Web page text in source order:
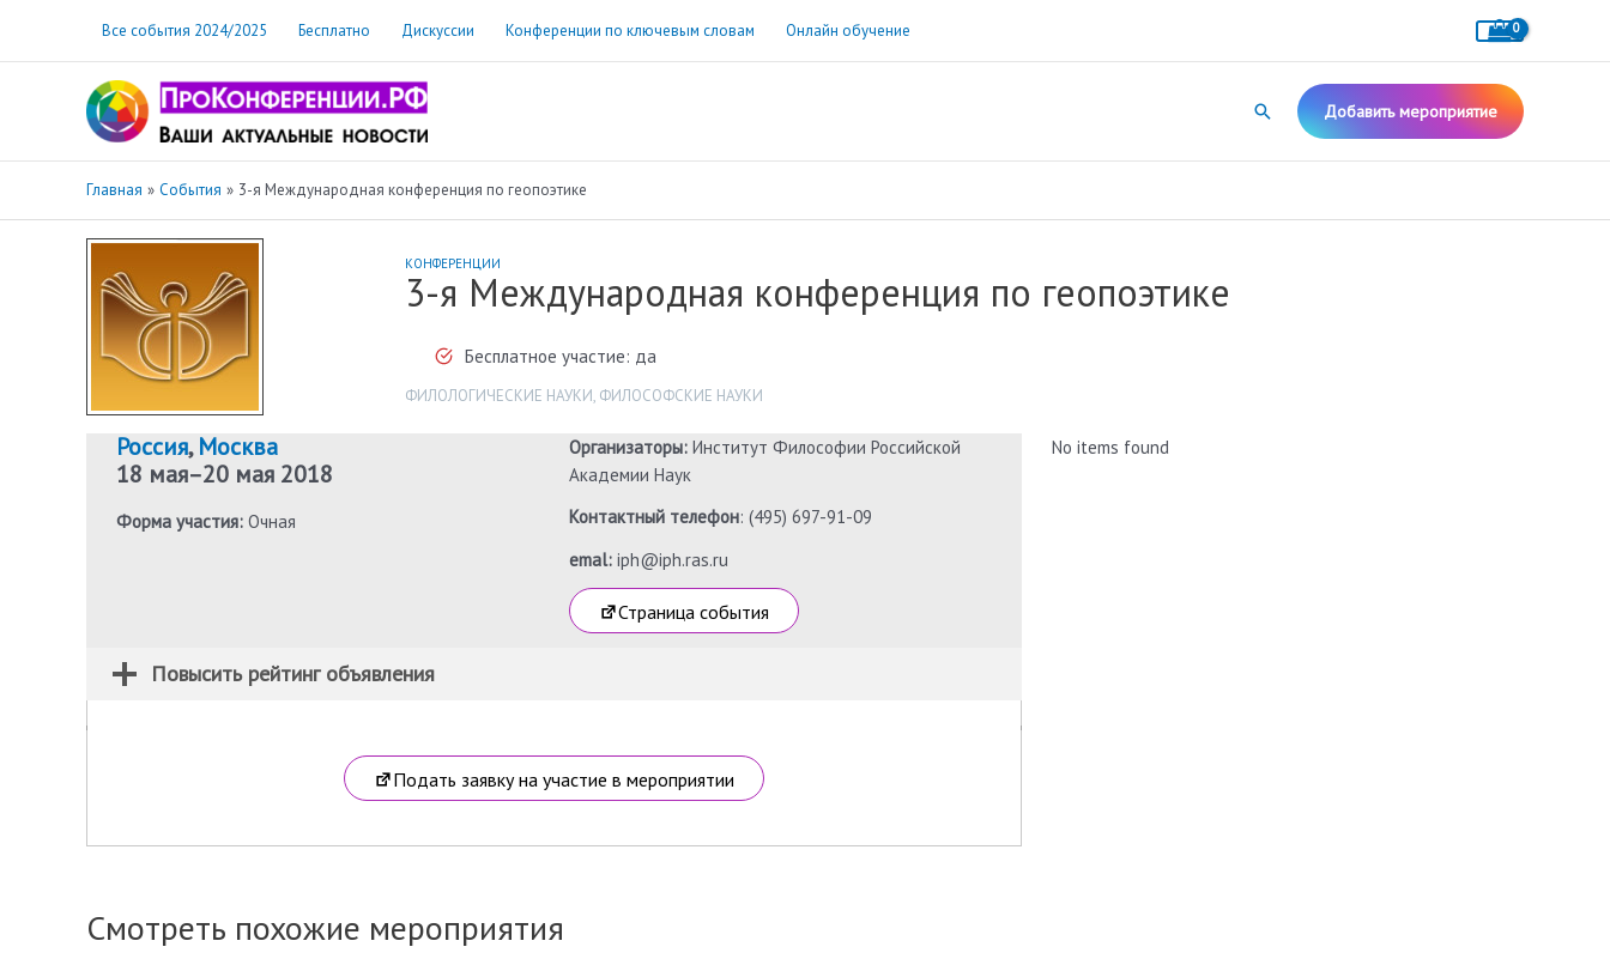
содержимому
Все события 2024/2025 Бесплатно Дискуссии Конференции по ключевым словам Онлайн обучение
Поиск Добавить мероприятие
Главная События 3-я Международная конференция по геопоэтике
КОНФЕРЕНЦИИ
3-я Международная конференция по геопоэтике
Бесплатное участие: да
ФИЛОЛОГИЧЕСКИЕ НАУКИ, ФИЛОСОФСКИЕ НАУКИ
Россия,Москва
18 мая–20 мая 2018
Форма участия: Очная
Организаторы: Институт Философии Российской
Академии Наук
Контактный телефон: (495) 697-91-09
emal:iph@iph.ras.ru
Страница события
Повысить рейтинг объявления
Подать заявку на участие в мероприятии
No items found
Смотреть похожие мероприятия